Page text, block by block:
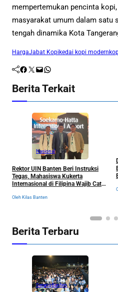
mempertemukan pencinta
masyarakat umum dalam satu
tengah dinamika Kota
HargaJabat Kopi kedai kopi modern
Facebook Twitter Mail WhatsApp
Berita Terkait
Nasional
Rektor UIN Banten Beri Instruksi
Tegas, Mahasiswa Kukerta
Internasional di Filipina Wajib Catat
Oleh Kilas Banten
Berita Terbaru
SerangBanten